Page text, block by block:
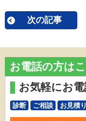
次の記事
お電話の方は
お気軽にお
診断 ご相談 お見積り